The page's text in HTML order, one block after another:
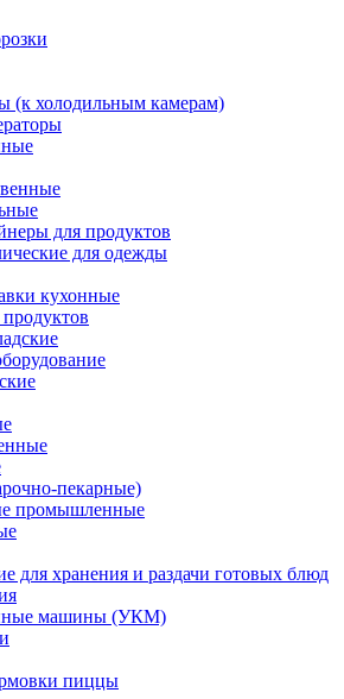
(к холодильным камерам)
для продуктов
для одежды
кухонные
пекарные)
промышленные
для хранения и раздачи готовых блюд
машины (УКМ)
пиццы